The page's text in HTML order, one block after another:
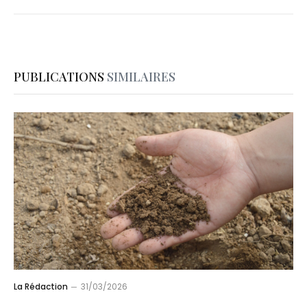
PUBLICATIONS SIMILAIRES
La Rédaction 31/03/2026